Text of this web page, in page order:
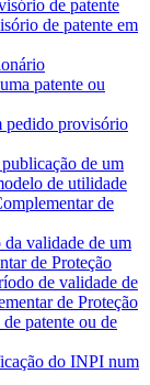
de patente
de patente em
patente ou
pedido provisório
de um
de utilidade
de
validade de um
de Proteção
de validade de
de Proteção
patente ou de
do INPI num